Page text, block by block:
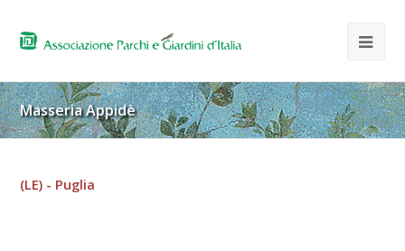
Masseria Appidè
(LE) - Puglia